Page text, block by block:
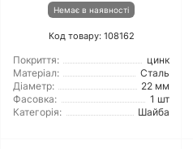
Немає в наявності
Код товару: 108162
Покриття:
цинк
Матеріал:
Сталь
Діаметр:
22 мм
Фасовка:
1 шт
Категорія:
Шайба